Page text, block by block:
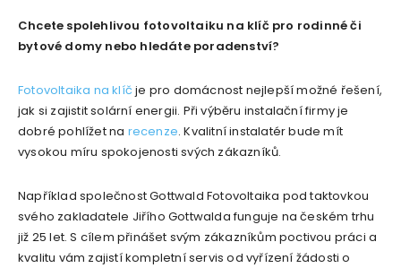
Chcete spolehlivou fotovoltaiku na klíč pro rodinné či
bytové domy nebo hledáte poradenství?
Fotovoltaika na klíč je pro domácnost nejlepší možné řešení,
jak si zajistit solární energii. Při výběru instalační firmy je
dobré pohlížet na recenze. Kvalitní instalatér bude mít
vysokou míru spokojenosti svých zákazníků.
Například společnost Gottwald Fotovoltaika pod taktovkou
svého zakladatele Jiřího Gottwalda funguje na českém trhu
již 25 let. S cílem přinášet svým zákazníkům poctivou práci a
kvalitu vám zajistí kompletní servis od vyřízení žádosti o